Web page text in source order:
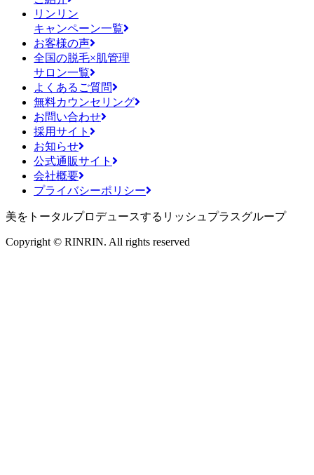
リンリン
キャンペーン一覧
お客様の声
全国の脱毛×肌管理
サロン一覧
よくあるご質問
無料カウンセリング
お問い合わせ
採用サイト
お知らせ
公式通販サイト
会社概要
プライバシーポリシー
美をトータルプロデュースするリッシュプラスグループ
Copyright © RINRIN. All rights reserved